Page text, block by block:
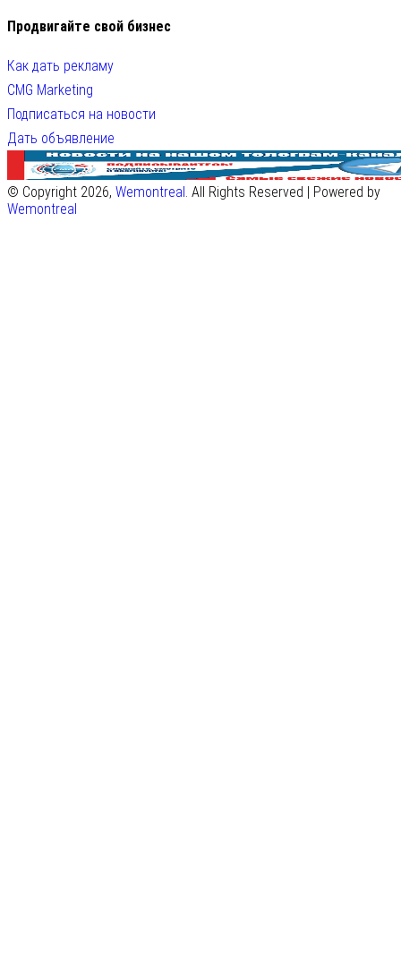
Продвигайте свой бизнес
Как дать рекламу
CMG Marketing
Подписаться на новости
Дать объявление
© Copyright 2026, Wemontreal . All Rights Reserved | Powered by
Wemontreal